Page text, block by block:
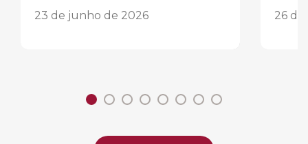
23 de junho de 2026 26 de